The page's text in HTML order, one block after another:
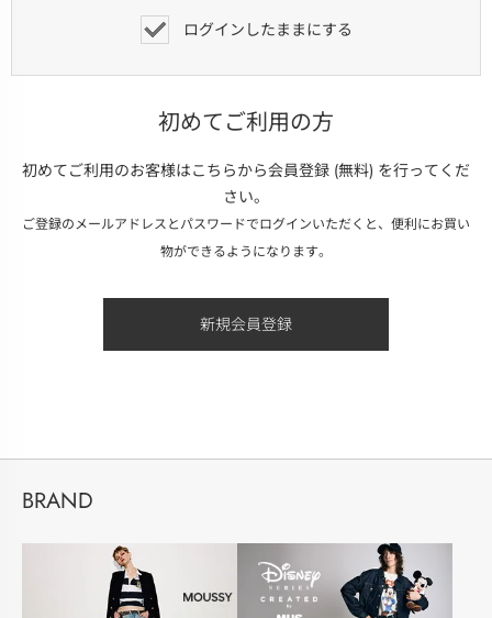
ログインしたままにする
初めてご利用の方
初めてご利用のお客様はこちらから会員登録 (無料) を行ってくだ
さい。
ご登録のメールアドレスとパスワードでログインいただくと、便利にお買い
物ができるようになります。
BRAND